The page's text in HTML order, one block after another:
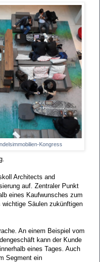
Kongress
Architects and
auf. Zentraler Punkt
eines Kaufwunsches zum
Säulen zukünftigen
An einem Beispiel vom
kann der Kunde
eines Tages. Auch
Segment ein